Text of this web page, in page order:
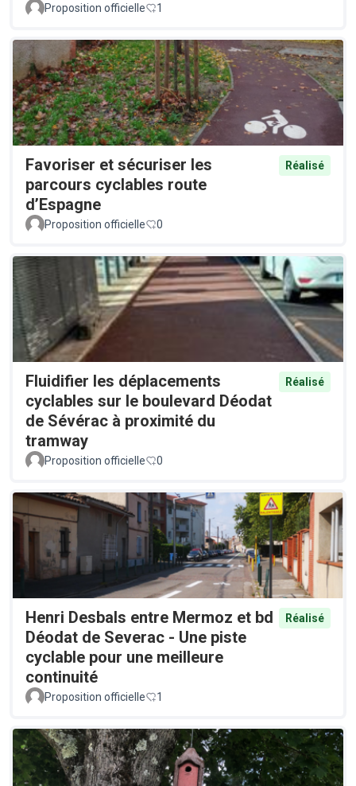
Proposition officielle 1
Favoriser et sécuriser les
parcours cyclables route
d’Espagne
Réalisé
Proposition officielle 0
Fluidifier les déplacements
cyclables sur le boulevard Déodat
de Sévérac à proximité du
tramway
Réalisé
Proposition officielle 0
Henri Desbals entre Mermoz et bd
Déodat de Severac - Une piste
cyclable pour une meilleure
continuité
Réalisé
Proposition officielle 1